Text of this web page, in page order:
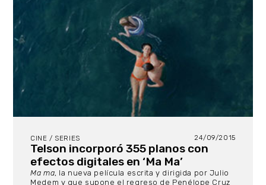
CINE / SERIES 24/09/2015
Telson incorporó 355 planos con
efectos digitales en ‘Ma Ma’
Ma ma, la nueva película escrita y dirigida por Julio
Medem y que supone el regreso de Penélope Cruz